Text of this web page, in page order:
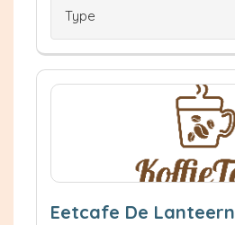
Type
Eetcafe De Lanteern